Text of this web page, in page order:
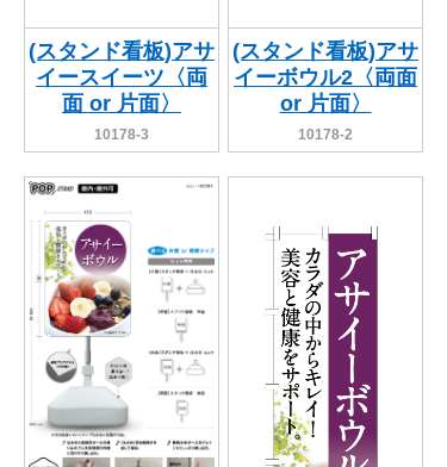
(スタンド看板)アサ
イースイーツ〈両
面 or 片面〉
10178-3
(スタンド看板)アサ
イーボウル2〈両面
or 片面〉
10178-2